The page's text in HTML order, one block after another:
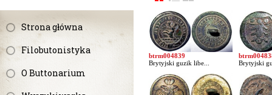
Strona główna
Filobutonistyka
O Buttonarium
btrm004839
Brytyjski guzik libe...
Brytyjski